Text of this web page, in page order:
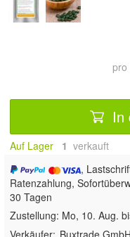
In
Auf Lager 1 verkauft
,
Ratenzahlung,
30 Tagen
Zustellung: Mo, 10. Aug.